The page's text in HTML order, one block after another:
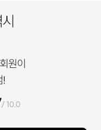
원이
!
/ 10.0